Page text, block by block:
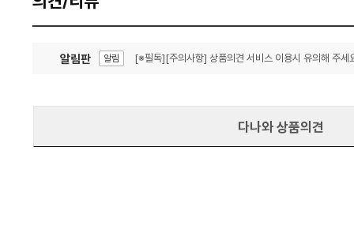
알림판 알림 [※필독][주의사항] 상품의견 서비스 이용시 유의해 주세
다나와 상품의견